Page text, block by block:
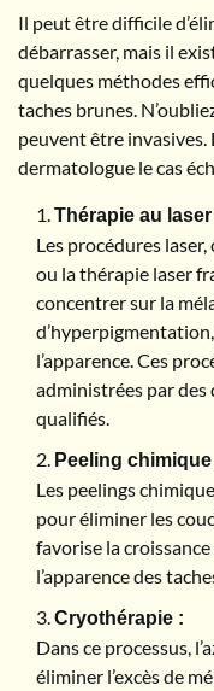
Il peut être difficile
débarrasser, mais il
quelques méthodes
taches brunes.
peuvent être invasives.
dermatologue le cas
Thérapie au laser
Les procédures
ou la thérapie laser
concentrer sur la
l’apparence. Ces
administrées par
qualifiés.
Peeling chimique
Les peelings
pour éliminer les
favorise la
l’apparence des
Cryothérapie :
Dans ce processus,
éliminer l’excès de